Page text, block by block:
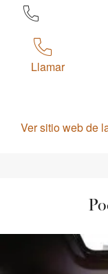
Llamar
Ver sitio web de